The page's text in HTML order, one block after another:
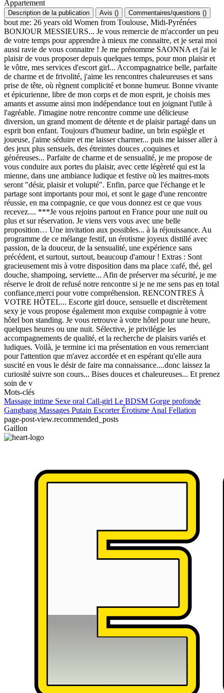
Appartement
Description de la publication Avis () Commentaires/questions ()
bout me: 26 years old Women from Toulouse, Midi-Pyrénées
BONJOUR MESSIEURS... Je vous remercie de m'accorder un peu
de votre temps pour apprendre à mieux me connaitre, et je serai moi
aussi ravie de vous connaitre ! Je me prénomme SAONNA et j'ai le
plaisir de vous proposer depuis quelques temps, pour mon plaisir et
le vôtre, mes services d'escort girl... Accompagnatrice belle, parfaite
de charme et de frivolité, j'aime les rencontres chaleureuses et sans
prise de tête, où règnent complicité et bonne humeur. Bonne vivante
et épicurienne, libre de mon corps et de mon esprit, je choisis mes
amants et assume ainsi mon indépendance tout en joignant l'utile à
l'agréable. J'imagine notre rencontre comme une délicieuse
diversion, un grand moment de détente et de plaisir partagé dans un
esprit bon enfant. Toujours d'humeur badine, un brin espiègle et
joueuse, j'aime séduire et me laisser charmer... puis me laisser aller à
des jeux plus sensuels, des étreintes douces ,coquines et
généreuses... Parfaite de charme et de sensualité, je me propose de
vous conduire aux portes du plaisir, avec cette légèreté qui est la
mienne, dans une ambiance ludique et festive où les maitres-mots
seront "désir, plaisir et volupté". Enfin, parce que l'échange et le
partage sont importants pour moi, et sont le gage d'une rencontre
réussie, en ma compagnie, ce que vous donnez est ce que vous
recevez.... ***Je vous rejoins partout en France pour une nuit ou
plus et sur réservation. Je viens vers vous avec une belle
proposition… Une invitation aux possibles... à la réjouissance. Au
programme de ce mélange festif, un érotisme joyeux distillé avec
passion, de la douceur, de la sensualité, une expérience sans
précédent, et surtout, surtout, beaucoup d'amour ! Extras : Sont
gracieusement mis à votre disposition dans ma place :café, thé, gel
douche, shampoing, serviette... Afin de préserver ma sécurité, je me
réserve le droit de refusé notre rencontre si je ne me sens pas en total
confiance,merci pour votre compréhension. RENCONTRES À
VOTRE HÔTEL... Escorte girl douce, sensuelle et discrètement
sexy je vous propose également mon exquise compagnie à votre
hôtel bon standing. Je vous retrouve à votre hôtel pour une heure,
quelques heures ou une nuit. Sélective, je privilégie les
accompagnements de qualité, et la recherche de plaisirs variés et
ludiques. Voilà, je termine ici ma présentation en vous remerciant
pour l'attention que m'avez accordée et en espérant qu'elle aura
suscité en vous le désir de faire ma connaissance....donc laissez la
curiosité suivre son cours... Bises douces et chaleureuses... Et prenez
soin de v
Mots-clés
Massage intime Sexe oral Call-girl Le BDSM Gorge profonde
Gangbang Massages Putain EscorterÉrotisme Anal Fellation
page-post-view.recommended_posts
Gaillon